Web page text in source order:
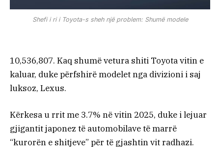
Shefi i ri i Toyota-s sheh një problem: Shumë modele
10,536,807. Kaq shumë vetura shiti Toyota vitin e
kaluar, duke përfshirë modelet nga divizioni i saj
luksoz, Lexus.
Kërkesa u rrit me 3.7% në vitin 2025, duke i lejuar
gjigantit japonez të automobilave të marrë
“kurorën e shitjeve” për të gjashtin vit radhazi.